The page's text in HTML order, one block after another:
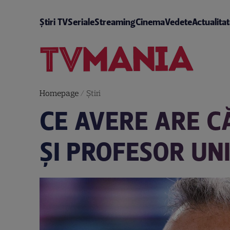
Știri TVSerialeStreamingCinemaVedete
Homepage/ Știri
CE AVERE ARE
ȘI PROFESOR